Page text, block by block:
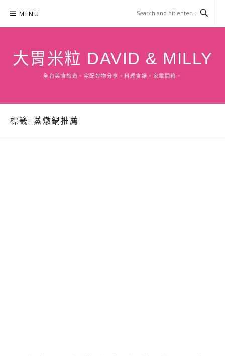
content
MENU
大胃米粒 DAVID & MILLY
全台美食旅遊。宅配好物分享。料理食譜。家電開箱。
標籤: 蒸燉鍋推薦